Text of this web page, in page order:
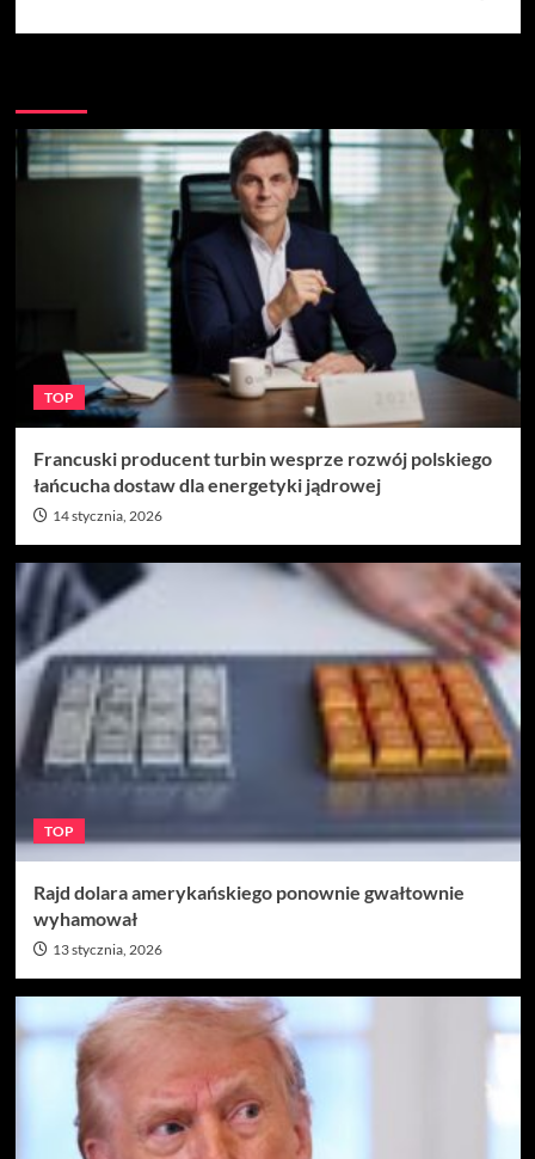
TOP
Francuski producent turbin wesprze rozwój polskiego
łańcucha dostaw dla energetyki jądrowej
14 stycznia, 2026
TOP
Rajd dolara amerykańskiego ponownie gwałtownie
wyhamował
13 stycznia, 2026